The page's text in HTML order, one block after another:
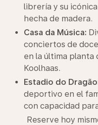
librería y su
hecha de madera.
Casa da Música:
conciertos de
en la última planta
Koolhaas.
Estadio do
deportivo en el
con capacidad
Reserve hoy